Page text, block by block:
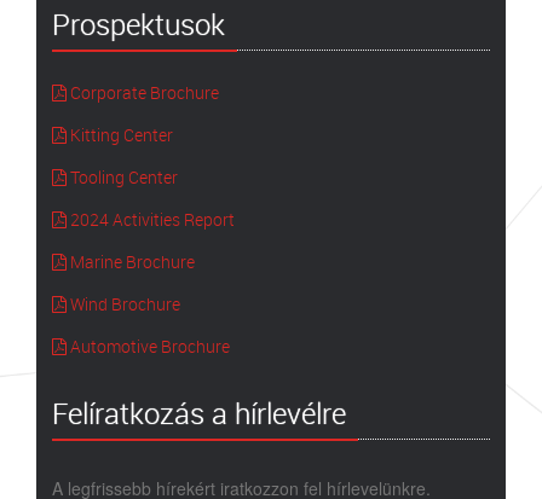
Prospektusok
Corporate Brochure
Kitting Center
Tooling Center
2024 Activities Report
Marine Brochure
Wind Brochure
Automotive Brochure
Felíratkozás a hírlevélre
A legfrissebb hírekért iratkozzon fel hírlevelünkre.